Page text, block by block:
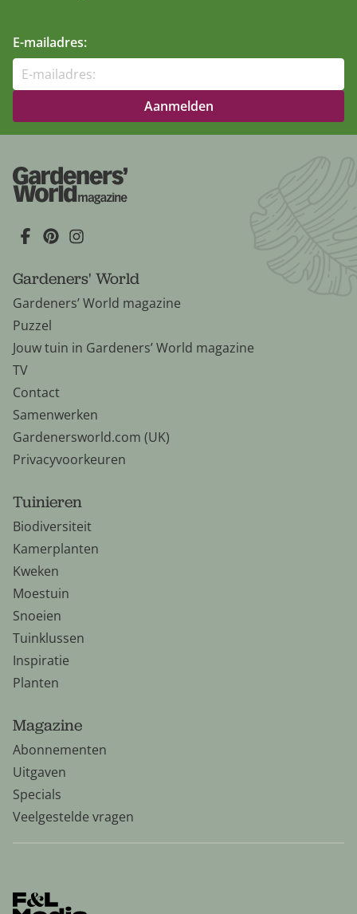
E-mailadres:
Gardeners' World
Gardeners’ World magazine
Puzzel
Jouw tuin in Gardeners’ World magazine
TV
Contact
Samenwerken
Gardenersworld.com (UK)
Privacyvoorkeuren
Tuinieren
Biodiversiteit
Kamerplanten
Kweken
Moestuin
Snoeien
Tuinklussen
Inspiratie
Planten
Magazine
Abonnementen
Uitgaven
Specials
Veelgestelde vragen